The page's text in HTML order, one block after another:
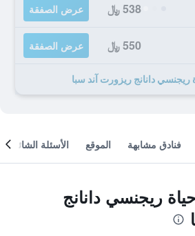
538 ﷼ عرض الصفقة
550 ﷼ عرض الصفقة
فنادق مشابهة الموقع الأسئلة الشائعة
ريجنسي دانانج